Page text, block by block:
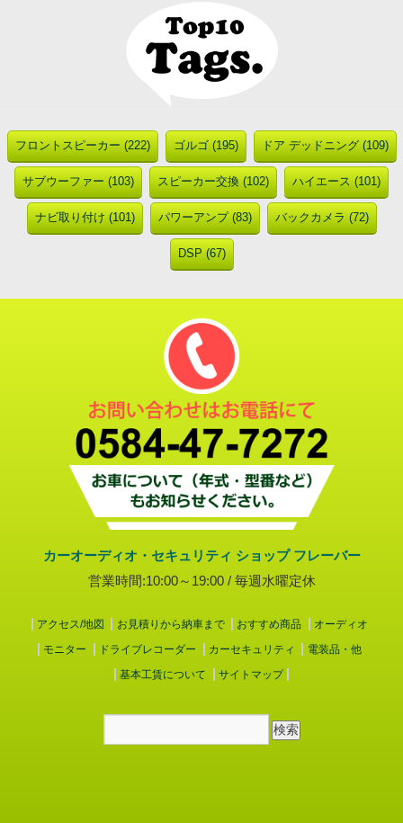
フロントスピーカー (222) ゴルゴ (195) ドア デッドニング (109)
サブウーファー (103) スピーカー交換 (102) ハイエース (101)
ナビ取り付け (101) パワーアンプ (83) バックカメラ (72)
DSP (67)
カーオーディオ・セキュリティ ショップ フレーバー
営業時間:10:00～19:00 / 毎週水曜定休
アクセス/地図 お見積りから納車まで おすすめ商品
オーディオ
モニター
ドライブレコーダー カーセキュリティ
電装品・他
基本工賃について
サイトマップ